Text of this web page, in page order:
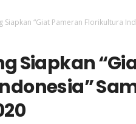
Siapkan “Giat Pameran Florikultura
Siapkan